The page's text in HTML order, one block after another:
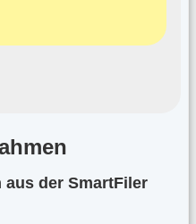
der SmartFiler